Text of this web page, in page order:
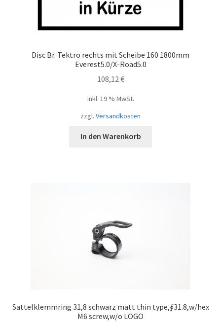
Disc Br. Tektro rechts mit Scheibe 160 1800mm
Everest5.0/X-Road5.0
108,12€
inkl. 19 % MwSt.
zzgl. Versandkosten
In den Warenkorb
Sattelklemmring 31,8 schwarz matt thin type,∮31.8,w/hex
M6 screw,w/o LOGO